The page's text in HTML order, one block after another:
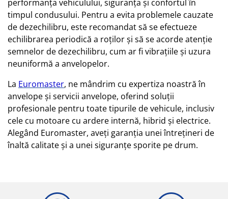
performanța vehiculului, siguranța și confortul în
timpul condusului. Pentru a evita problemele cauzate
de dezechilibru, este recomandat să se efectueze
echilibrarea periodică a roților și să se acorde atenție
semnelor de dezechilibru, cum ar fi vibrațiile și uzura
neuniformă a anvelopelor.
La Euromaster, ne mândrim cu expertiza noastră în
anvelope și servicii anvelope, oferind soluții
profesionale pentru toate tipurile de vehicule, inclusiv
cele cu motoare cu ardere internă, hibrid și electrice.
Alegând Euromaster, aveți garanția unei întrețineri de
înaltă calitate și a unei siguranțe sporite pe drum.